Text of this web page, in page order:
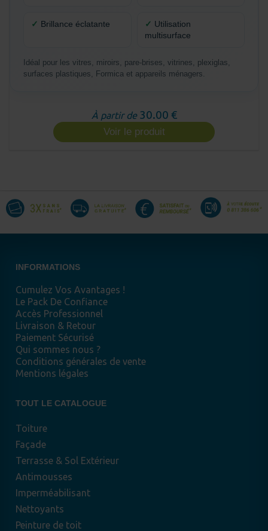
✓ Brillance éclatante ✓ Utilisation
multisurface
Idéal pour les vitres, miroirs, pare-brises, vitrines, plexiglas,
surfaces plastiques, Formica et appareils ménagers.
À partir de 30.00 €
Voir le produit
INFORMATIONS
Cumulez Vos Avantages !
Le Pack De Confiance
Accès Professionnel
Livraison & Retour
Paiement Sécurisé
Qui sommes nous ?
Conditions générales de vente
Mentions légales
TOUT LE CATALOGUE
Toiture
Façade
Terrasse & Sol Extérieur
Antimousses
Imperméabilisant
Nettoyants
Peinture de toit